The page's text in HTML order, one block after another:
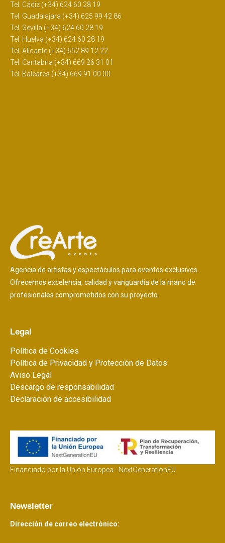
Tel. Cádiz (+34) 624 60 28 19
Tel. Guadalajara (+34) 625 99 42 86
Tel. Sevilla (+34) 624 60 28 19
Tel. Huelva (+34) 624 60 28 19
Tel. Alicante (+34) 652 89 12 22
Tel. Cantabria (+34) 669 26 31 01
Tel. Baleares (+34) 669 91 00 00
Agencia de artistas y espectáculos para eventos exclusivos.
Ofrecemos excelencia, calidad y vanguardia de la mano de
profesionales comprometidos con su proyecto.
Legal
Política de Cookies
Política de Privacidad y Protección de Datos
Aviso Legal
Descargo de responsabilidad
Declaración de accesibilidad
Financiado por la Unión Europea - NextGenerationEU
Newsletter
Dirección de correo electrónico: